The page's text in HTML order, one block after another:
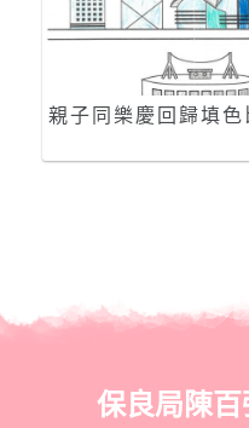
親子同樂慶回歸填色
保良局陳